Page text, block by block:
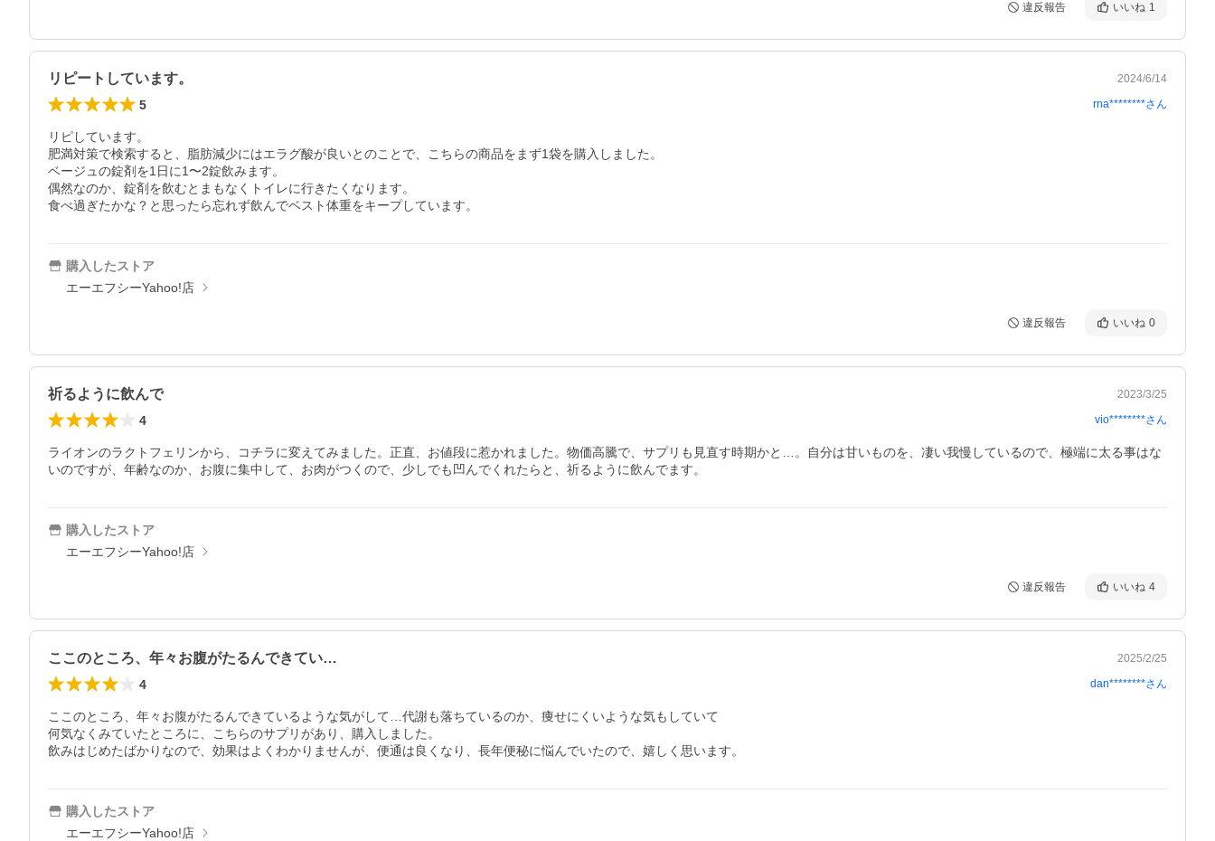
違反報告 いいね 1
リピートしています。 2024/6/14
5 rna********さん
リピしています。
肥満対策で検索すると、脂肪減少にはエラグ酸が良いとのことで、こちらの商品をまず1袋を購入しました。
ベージュの錠剤を1日に1〜2錠飲みます。
偶然なのか、錠剤を飲むとまもなくトイレに行きたくなります。
食べ過ぎたかな？と思ったら忘れず飲んでベスト体重をキープしています。
購入したストア
エーエフシーYahoo!店
違反報告 いいね 0
祈るように飲んで 2023/3/25
4 vio********さん
ライオンのラクトフェリンから、コチラに変えてみました。正直、お値段に惹かれました。物価高騰で、サプリも見直す時期かと…。自分は甘いものを、凄い我慢しているので、極端に太る事はな
いのですが、年齢なのか、お腹に集中して、お肉がつくので、少しでも凹んでくれたらと、祈るように飲んでます。
購入したストア
エーエフシーYahoo!店
違反報告 いいね 4
ここのところ、年々お腹がたるんできてい… 2025/2/25
4 dan********さん
ここのところ、年々お腹がたるんできているような気がして…代謝も落ちているのか、痩せにくいような気もしていて
何気なくみていたところに、こちらのサプリがあり、購入しました。
飲みはじめたばかりなので、効果はよくわかりませんが、便通は良くなり、長年便秘に悩んでいたので、嬉しく思います。
購入したストア
エーエフシーYahoo!店